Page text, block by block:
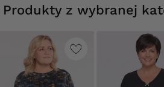
Produkty z wybranej